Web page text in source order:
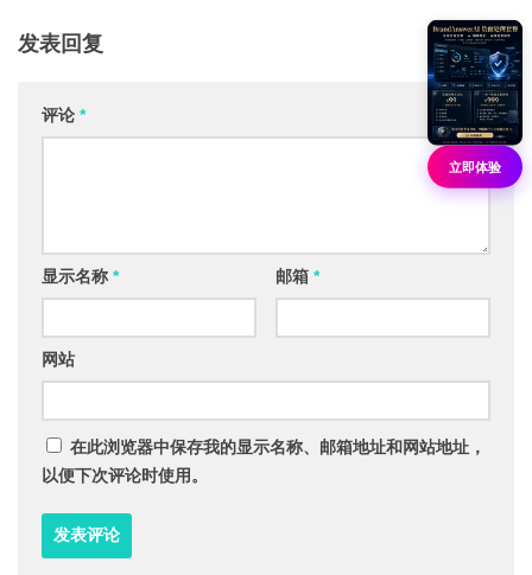
发表回复
评论 *
显示名称 * 邮箱 *
网站
在此浏览器中保存我的显示名称、邮箱地址和网站地址，
以便下次评论时使用。
立即体验